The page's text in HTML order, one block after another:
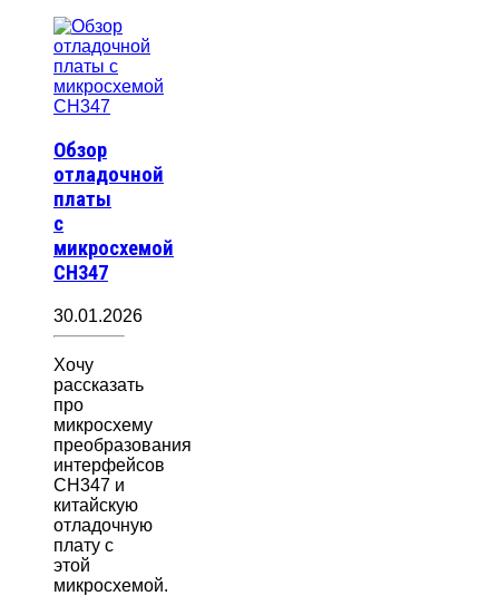
Обзор
отладочной
платы
с
микросхемой
CH347
30.01.2026
Хочу
рассказать
про
микросхему
преобразования
интерфейсов
CH347 и
китайскую
отладочную
плату с
этой
микросхемой.